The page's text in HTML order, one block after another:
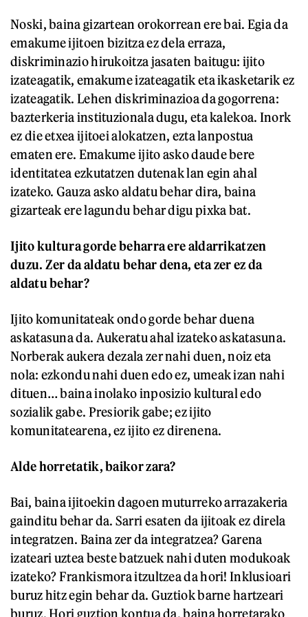
Noski, baina gizartean orokorrean ere bai. Egia da
emakume ijitoen bizitza ez dela erraza,
diskriminazio hirukoitza jasaten baitugu: ijito
izateagatik, emakume izateagatik eta ikasketarik ez
izateagatik. Lehen diskriminazioa da gogorrena:
bazterkeria instituzionala dugu, eta kalekoa. Inork
ez die etxea ijitoei alokatzen, ezta lanpostua
ematen ere. Emakume ijito asko daude bere
identitatea ezkutatzen dutenak lan egin ahal
izateko. Gauza asko aldatu behar dira, baina
gizarteak ere lagundu behar digu pixka bat.
Ijito kultura gorde beharra ere aldarrikatzen
duzu. Zer da aldatu behar dena, eta zer ez da
aldatu behar?
Ijito komunitateak ondo gorde behar duena
askatasuna da. Aukeratu ahal izateko askatasuna.
Norberak aukera dezala zer nahi duen, noiz eta
nola: ezkondu nahi duen edo ez, umeak izan nahi
dituen… baina inolako inposizio kultural edo
sozialik gabe. Presiorik gabe; ez ijito
komunitatearena, ez ijito ez direnena.
Alde horretatik, baikor zara?
Bai, baina ijitoekin dagoen muturreko arrazakeria
gainditu behar da. Sarri esaten da ijitoak ez direla
integratzen. Baina zer da integratzea? Garena
izateari uztea beste batzuek nahi duten modukoak
izateko? Frankismora itzultzea da hori! Inklusioari
buruz hitz egin behar da. Guztiok barne hartzeari
buruz. Hori guztion kontua da, baina horretarako